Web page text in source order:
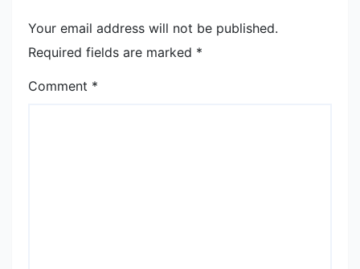
Your email address will not be published.
Required fields are marked *
Comment *